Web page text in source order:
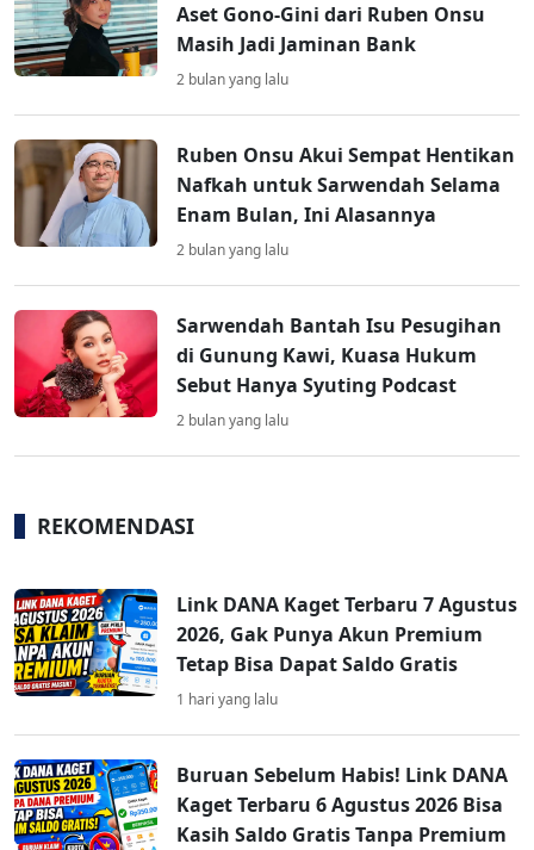
Aset Gono-Gini dari Ruben Onsu
Masih Jadi Jaminan Bank
2 bulan yang lalu
Ruben Onsu Akui Sempat Hentikan
Nafkah untuk Sarwendah Selama
Enam Bulan, Ini Alasannya
2 bulan yang lalu
Sarwendah Bantah Isu Pesugihan
di Gunung Kawi, Kuasa Hukum
Sebut Hanya Syuting Podcast
2 bulan yang lalu
REKOMENDASI
Link DANA Kaget Terbaru 7 Agustus
2026, Gak Punya Akun Premium
Tetap Bisa Dapat Saldo Gratis
1 hari yang lalu
Buruan Sebelum Habis! Link DANA
Kaget Terbaru 6 Agustus 2026 Bisa
Kasih Saldo Gratis Tanpa Premium